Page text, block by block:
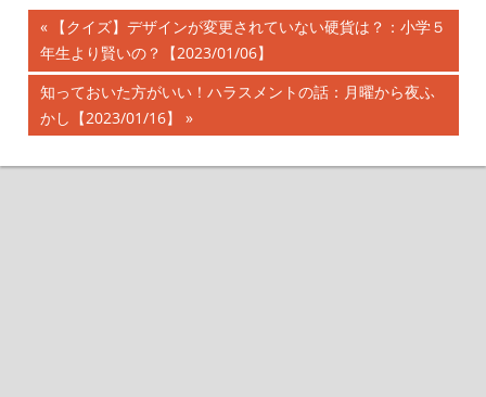
投
稿
ナ
ビ
前
の
記
事:
【クイズ】デザインが変更されていない硬貨は？：小学５
年生より賢いの？【2023/01/06】
次
の
事:
知っておいた方がいい！ハラスメントの話：月曜から夜ふ
かし【2023/01/16】